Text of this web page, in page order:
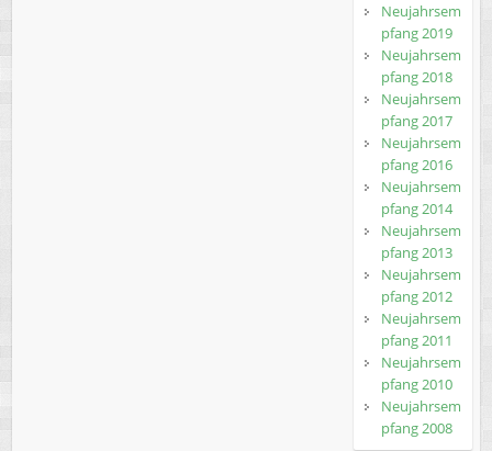
Neujahrsem
pfang 2019
Neujahrsem
pfang 2018
Neujahrsem
pfang 2017
Neujahrsem
pfang 2016
Neujahrsem
pfang 2014
Neujahrsem
pfang 2013
Neujahrsem
pfang 2012
Neujahrsem
pfang 2011
Neujahrsem
pfang 2010
Neujahrsem
pfang 2008